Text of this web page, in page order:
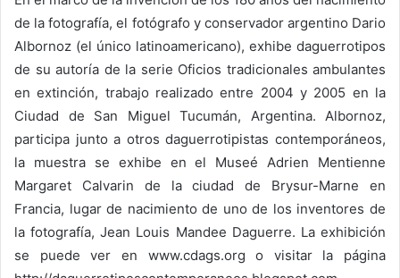
de la fotografía, el fotógrafo y conservador argentino Dario
Albornoz (el único latinoamericano), exhibe daguerrotipos
de su autoría de la serie Oficios tradicionales ambulantes
en extinción, trabajo realizado entre 2004 y 2005 en la
Ciudad de San Miguel Tucumán, Argentina. Albornoz,
participa junto a otros daguerrotipistas contemporáneos,
la muestra se exhibe en el Museé Adrien Mentienne
Margaret Calvarin de la ciudad de Brysur-Marne en
Francia, lugar de nacimiento de uno de los inventores de
la fotografía, Jean Louis Mandee Daguerre. La exhibición
se puede ver en www.cdags.orgo visitar la página